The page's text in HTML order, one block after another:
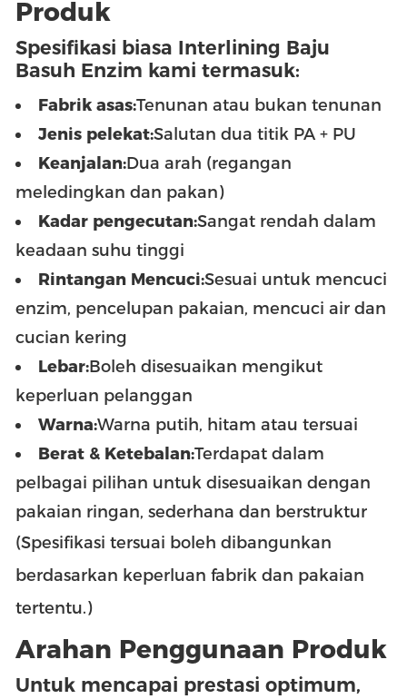
Produk
Spesifikasi biasa Interlining Baju
Basuh Enzim kami termasuk:
Fabrik asas:Tenunan atau bukan tenunan
Jenis pelekat:Salutan dua titik PA + PU
Keanjalan:Dua arah (regangan
meledingkan dan pakan)
Kadar pengecutan:Sangat rendah dalam
keadaan suhu tinggi
Rintangan Mencuci:Sesuai untuk mencuci
enzim, pencelupan pakaian, mencuci air dan
cucian kering
Lebar:Boleh disesuaikan mengikut
keperluan pelanggan
Warna:Warna putih, hitam atau tersuai
Berat & Ketebalan:Terdapat dalam
pelbagai pilihan untuk disesuaikan dengan
pakaian ringan, sederhana dan berstruktur
(Spesifikasi tersuai boleh dibangunkan
berdasarkan keperluan fabrik dan pakaian
tertentu.)
Arahan Penggunaan Produk
Untuk mencapai prestasi optimum,